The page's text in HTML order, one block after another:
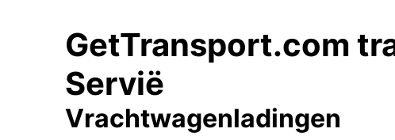
GetTransport.com
Servië
Vrachtwagenladingen